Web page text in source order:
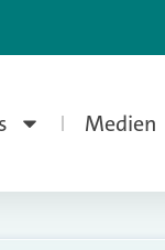
Medien